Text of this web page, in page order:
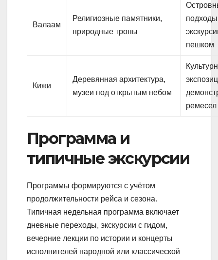
Валаам
Религиозные памятники,
природные тропы
пешком
Кижи
Деревянная архитектура,
музеи под открытым небом
ремесел
Программа и
типичные экскурсии
Программы формируются с учётом
продолжительности рейса и сезона.
Типичная недельная программа включает
дневные переходы, экскурсии с гидом,
вечерние лекции по истории и концерты
исполнителей народной или классической